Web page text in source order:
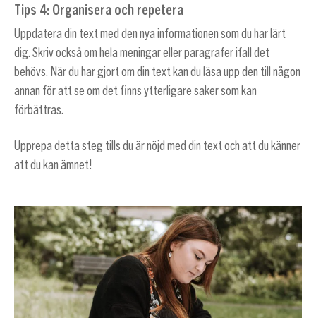
Tips 4: Organisera och repetera
Uppdatera din text med den nya informationen som du har lärt
dig. Skriv också om hela meningar eller paragrafer ifall det
behövs. När du har gjort om din text kan du läsa upp den till någon
annan för att se om det finns ytterligare saker som kan
förbättras.
Upprepa detta steg tills du är nöjd med din text och att du känner
att du kan ämnet!